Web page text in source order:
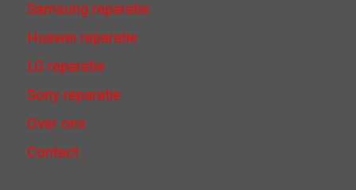
Samsung reparatie
Huawei reparatie
LG reparatie
Sony reparatie
Over ons
Contact